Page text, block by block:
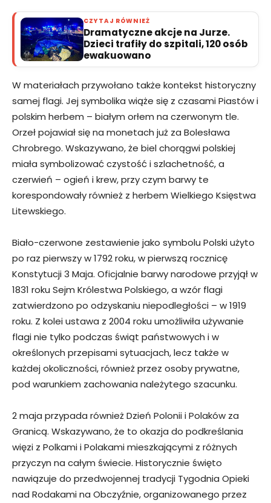
CZYTAJ RÓWNIEŻ
Dramatyczne akcje na Jurze.
Dzieci trafiły do szpitali, 120 osób
ewakuowano
W materiałach przywołano także kontekst historyczny
samej flagi. Jej symbolika wiąże się z czasami Piastów i
polskim herbem – białym orłem na czerwonym tle.
Orzeł pojawiał się na monetach już za Bolesława
Chrobrego. Wskazywano, że biel chorągwi polskiej
miała symbolizować czystość i szlachetność, a
czerwień – ogień i krew, przy czym barwy te
korespondowały również z herbem Wielkiego Księstwa
Litewskiego.
Biało-czerwone zestawienie jako symbolu Polski użyto
po raz pierwszy w 1792 roku, w pierwszą rocznicę
Konstytucji 3 Maja. Oficjalnie barwy narodowe przyjął w
1831 roku Sejm Królestwa Polskiego, a wzór flagi
zatwierdzono po odzyskaniu niepodległości – w 1919
roku. Z kolei ustawa z 2004 roku umożliwiła używanie
flagi nie tylko podczas świąt państwowych i w
określonych przepisami sytuacjach, lecz także w
każdej okoliczności, również przez osoby prywatne,
pod warunkiem zachowania należytego szacunku.
2 maja przypada również Dzień Polonii i Polaków za
Granicą. Wskazywano, że to okazja do podkreślania
więzi z Polkami i Polakami mieszkającymi z różnych
przyczyn na całym świecie. Historycznie święto
nawiązuje do przedwojennej tradycji Tygodnia Opieki
nad Rodakami na Obczyźnie, organizowanego przez